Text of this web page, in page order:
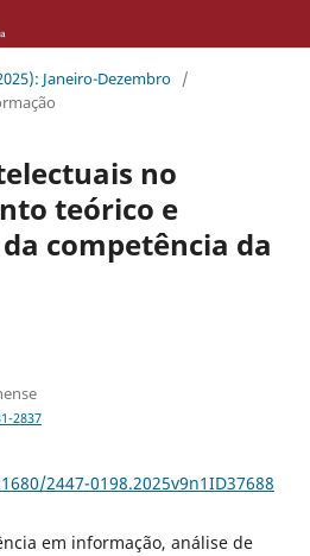
Janeiro-Dezembro /
no
teórico e
competência da
2837
2447-0198.2025v9n1ID37688
em informação, análise de